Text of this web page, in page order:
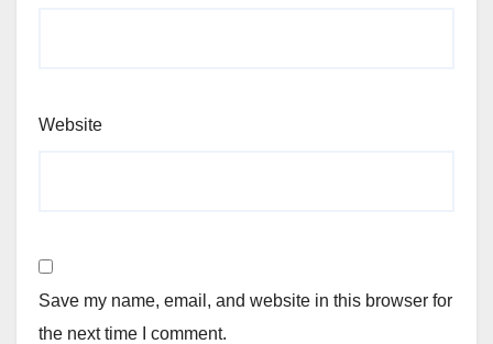
Website
Save my name, email, and website in this browser for
the next time I comment.